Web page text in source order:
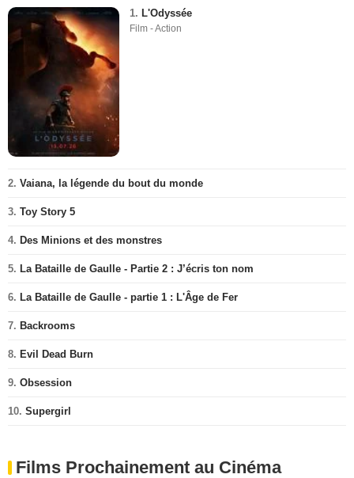
1. L'Odyssée
Film - Action
2. Vaiana, la légende du bout du monde
3. Toy Story 5
4. Des Minions et des monstres
5. La Bataille de Gaulle - Partie 2 : J’écris ton nom
6. La Bataille de Gaulle - partie 1 : L'Âge de Fer
7. Backrooms
8. Evil Dead Burn
9. Obsession
10. Supergirl
Films Prochainement au Cinéma